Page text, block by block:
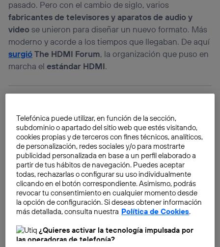
pasado. Pero con el cambio de siglo, varios
fabricantes de televisores y aparatos de audio y
videose unieron para diseñar un nuevo formato. Más
moderno y acorde a los tiempos que llegaban. De aquí
surgióThe HDMI Forum, la organización que puso en
marcha elestándar HDMI.
Telefónica puede utilizar, en función de la sección,
subdominio o apartado del sitio web que estés visitando,
cookies propias y de terceros con fines técnicos, analíticos,
de personalización, redes sociales y/o para mostrarte
publicidad personalizada en base a un perfil elaborado a
partir de tus hábitos de navegación. Puedes aceptar
todas, rechazarlas o configurar su uso individualmente
clicando en el botón correspondiente. Asimismo, podrás
revocar tu consentimiento en cualquier momento desde
la opción de configuración. Si deseas obtener información
más detallada, consulta nuestra Política de Cookies.
¿Quieres activar la tecnología impulsada por
las operadoras de telefonía?